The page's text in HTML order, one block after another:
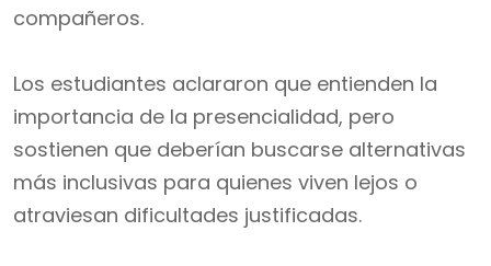
compañeros.
Los estudiantes aclararon que entienden la
importancia de la presencialidad, pero
sostienen que deberían buscarse alternativas
más inclusivas para quienes viven lejos o
atraviesan dificultades justificadas.